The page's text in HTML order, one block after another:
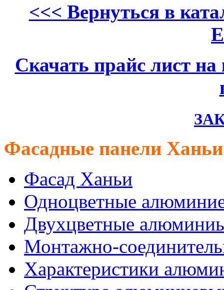
<<< Вернуться в
Скачать прайс лист
Фасадные панели
Фасад Ханьи
Одноцветные
Двухцветные
Монтажно-
Характеристики